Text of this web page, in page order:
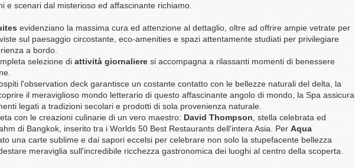
e scenari dal misterioso ed affascinante richiamo.
evidenziano la massima cura ed attenzione al dettaglio, oltre ad offrire ampie vetrate per
sul paesaggio circostante, eco-amenities e spazi attentamente studiati per privilegiare
a bordo.
selezione di attività giornaliere si accompagna a rilassanti momenti di benessere
l'observation deck garantisce un costante contatto con le bellezze naturali del delta, la
il meraviglioso mondo letterario di questo affascinante angolo di mondo, la Spa assicura
legati a tradizioni secolari e prodotti di sola provenienza naturale.
con le creazioni culinarie di un vero maestro: David Thompson, stella celebrata ed
di Bangkok, inserito tra i Worlds 50 Best Restaurants dell'intera Asia. Per Aqua
una carte sublime e dai sapori eccelsi per celebrare non solo la stupefacente bellezza
meraviglia sull'incredibile ricchezza gastronomica dei luoghi al centro della scoperta.